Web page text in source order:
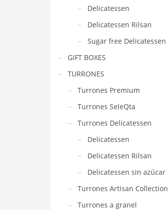
Delicatessen
Delicatessen Rilsan
Sugar free Delicatessen
GIFT BOXES
TURRONES
Turrones Premium
Turrones SeleQta
Turrones Delicatessen
Delicatessen
Delicatessen Rilsan
Delicatessen sin azúcar
Turrones Artisan Collection
Turrones a granel